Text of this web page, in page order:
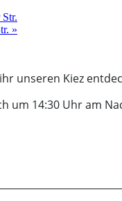
»
unseren Kiez
um 14:30 Uhr am